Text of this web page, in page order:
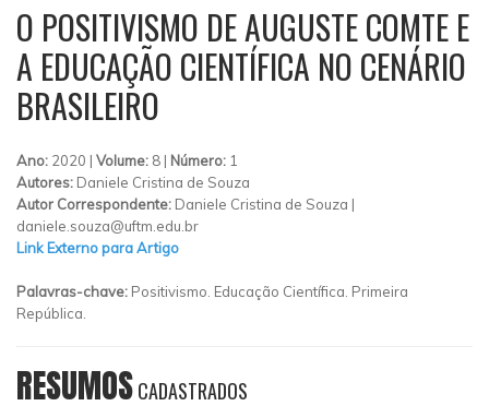
O POSITIVISMO DE AUGUSTE COMTE E
A EDUCAÇÃO CIENTÍFICA NO CENÁRIO
BRASILEIRO
Ano: 2020 | Volume: 8 | Número: 1
Autores: Daniele Cristina de Souza
Autor Correspondente: Daniele Cristina de Souza |
daniele.souza@uftm.edu.br
Link Externo para Artigo
Palavras-chave: Positivismo. Educação Científica. Primeira
República.
RESUMOSCADASTRADOS